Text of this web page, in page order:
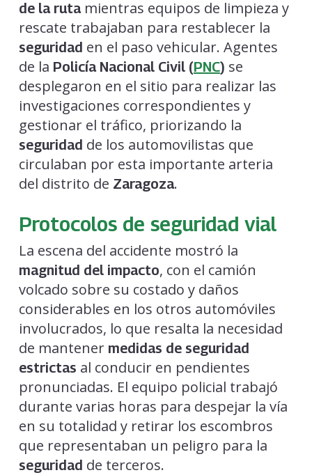
de la rutamientras equipos de limpieza y
rescate trabajaban para restablecer la
seguridad en el paso vehicular. Agentes
de la Policía Nacional Civil (PNC) se
desplegaron en el sitio para realizar las
investigaciones correspondientes y
gestionar el tráfico, priorizando la
seguridad de los automovilistas que
circulaban por esta importante arteria
del distrito de Zaragoza.
Protocolos de seguridad vial
La escena del accidente mostró la
magnitud del impacto, con el camión
volcado sobre su costado y daños
considerables en los otros automóviles
involucrados, lo que resalta la necesidad
de mantener medidas de seguridad
estrictas al conducir en pendientes
pronunciadas. El equipo policial trabajó
durante varias horas para despejar la vía
en su totalidad y retirar los escombros
que representaban un peligro para la
seguridad de terceros.